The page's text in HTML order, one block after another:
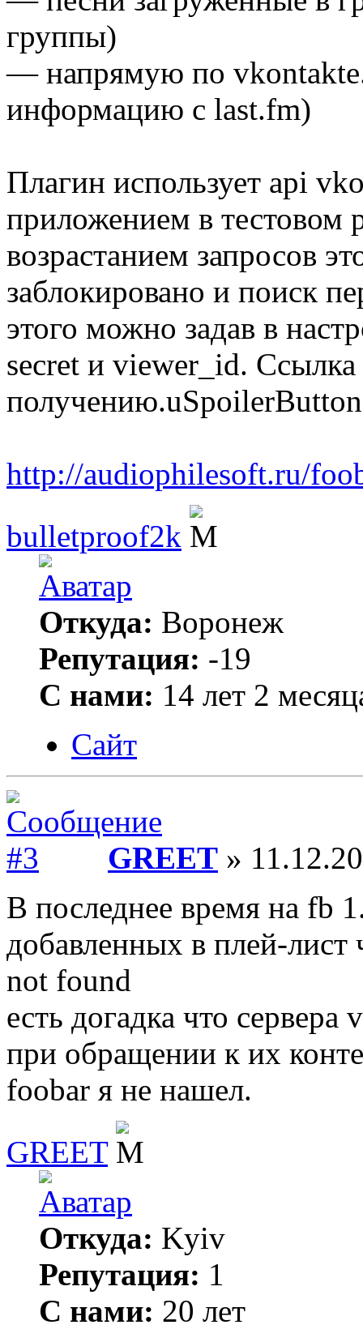
группы)
— напрямую по
информацию с last.fm)
Плагин использует api
приложением в тестовом
возрастанием запросов
заблокировано и поиск
этого можно задав в
secret и viewer_id.
http://audiophilesoft.ru/
bulletproof2k
Откуда: Воронеж
Репутация: -19
С нами: 14 лет 2
Сайт
GREET »
В последнее время на fb
добавленных в плей-лист
not found
есть догадка что
при обращении к их
foobar я не нашел.
GREET
Откуда: Kyiv
Репутация: 1
С нами: 20 лет